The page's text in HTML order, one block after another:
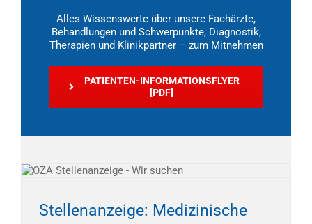
Alles Wissenswerte über unsere Fachärzte,
Behandlungen und Schwerpunkte, Diagnostik,
Therapien und Klinikpartner – zum Mitnehmen
PATIENTEN-INFORMATIONSFLYER
[PDF]
Stellenanzeige: Medizinische